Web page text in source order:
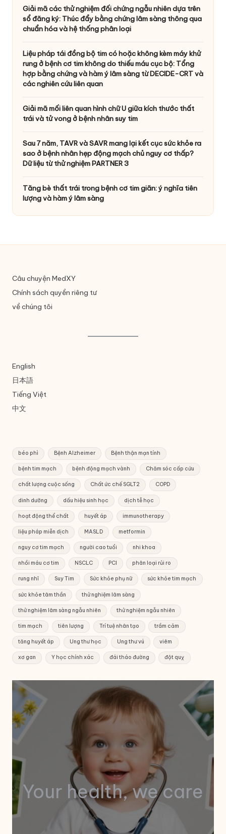
Giải mã các thử nghiệm đối chứng ngẫu nhiên dựa trên
sổ đăng ký: Thúc đẩy bằng chứng lâm sàng thông qua
chuẩn hóa và hệ thống phân loại
Liệu pháp tái đồng bộ tim có hoặc không kèm máy khử
rung ở bệnh cơ tim không do thiếu máu cục bộ: Tổng
hợp bằng chứng và hàm ý lâm sàng từ DECIDE-CRT và
các nghiên cứu liên quan
Giải mã mối liên quan hình chữ U giữa kích thước thất
trái và tử vong ở bệnh nhân suy tim
Sau 7 năm, TAVR và SAVR mang lại kết cục sức khỏe ra
sao ở bệnh nhân hẹp động mạch chủ nguy cơ thấp?
Dữ liệu từ thử nghiệm PARTNER 3
Tăng bè thất trái trong bệnh cơ tim giãn: ý nghĩa tiên
lượng và hàm ý lâm sàng
Câu chuyện MedXY
Chính sách quyền riêng tư
về chúng tôi
English
日本語
Tiếng Việt
中文
béo phì Bệnh Alzheimer Bệnh thận mạn tính
bệnh tim mạch bệnh động mạch vành Chăm sóc cấp cứu
chất lượng cuộc sống Chất ức chế SGLT2 COPD
dinh dưỡng dấu hiệu sinh học dịch tễ học
hoạt động thể chất huyết áp immunotherapy
liệu pháp miễn dịch MASLD metformin
nguy cơ tim mạch người cao tuổi nhi khoa
nhồi máu cơ tim NSCLC PCI phân loại rủi ro
rung nhĩ Suy Tim Sức khỏe phụ nữ sức khỏe tim mạch
sức khỏe tâm thần thử nghiệm lâm sàng
thử nghiệm lâm sàng ngẫu nhiên thử nghiệm ngẫu nhiên
tim mạch tiên lượng Trí tuệ nhân tạo trầm cảm
tăng huyết áp Ung thư học Ung thư vú viêm
xơ gan Y học chính xác đái tháo đường đột quỵ
Your health, we care